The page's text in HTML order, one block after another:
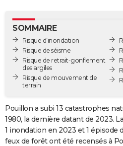
GUIDES D'ACHAT
BONS PLANS
CARTE DE VOEUX
Carte de Noël
Carte Bonne année
Carte Saint-Valentin
Carte Pâques
Carte d'anniversaire
Dictionnaire
Biographies
Citations
Expressions
Proverbes
PROGRAMME TV
COPAINS D'AVANT
SOMMAIRE
Risque d’inondation
Risque de séisme
Risque de retrait-gonflement
des argiles
Risque de mouvement de
terrain
Pouillon a subi 13 catastrophes
1980, la dernière datant de 2023.
1 inondation en 2023 et 1 épisode
feux de forêt ont été recensés à